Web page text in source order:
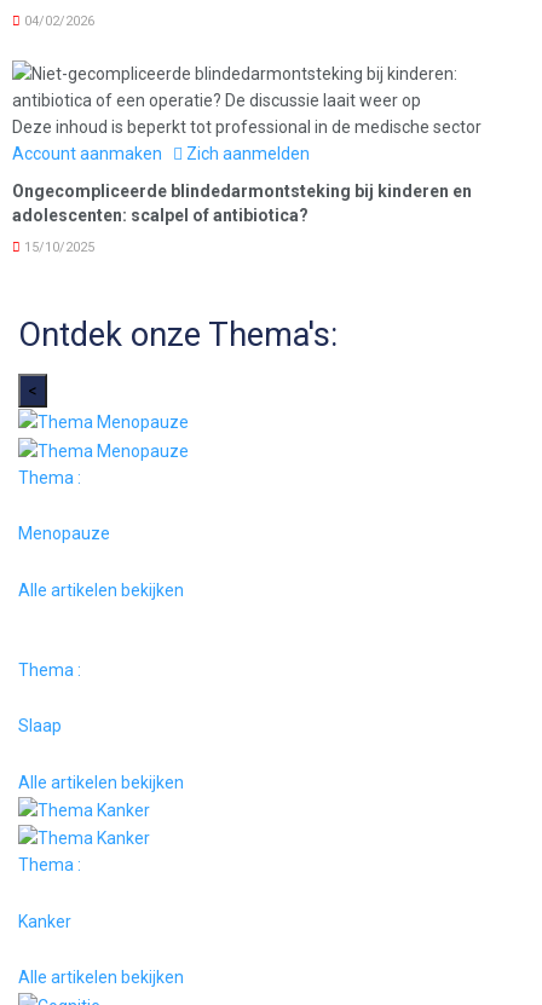
04/02/2026
Deze inhoud is beperkt tot professional in de medische sector
Account aanmaken
Zich aanmelden
Ongecompliceerde blindedarmontsteking bij kinderen en
adolescenten: scalpel of antibiotica?
15/10/2025
Ontdek onze Thema's:
<
Thema :
Menopauze
Alle artikelen bekijken
Thema :
Slaap
Alle artikelen bekijken
Thema :
Kanker
Alle artikelen bekijken